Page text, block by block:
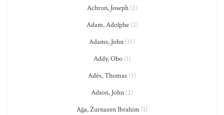
Achron, Joseph(2)
Adam, Adolphe(2)
Adams, John (15)
Addy, Obo (1)
Adès, Thomas (5)
Adson, John (2)
Ağa, Zurnazen Ibrahim (1)